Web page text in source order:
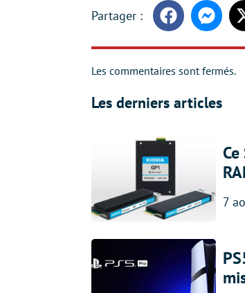
Facebook
Les commentaires sont fermés.
Les derniers articles
7